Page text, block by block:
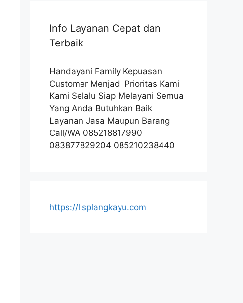
Info Layanan Cepat dan
Terbaik
Handayani Family Kepuasan
Customer Menjadi Prioritas Kami
Kami Selalu Siap Melayani Semua
Yang Anda Butuhkan Baik
Layanan Jasa Maupun Barang
Call/WA 085218817990
083877829204 085210238440
https://lisplangkayu.com